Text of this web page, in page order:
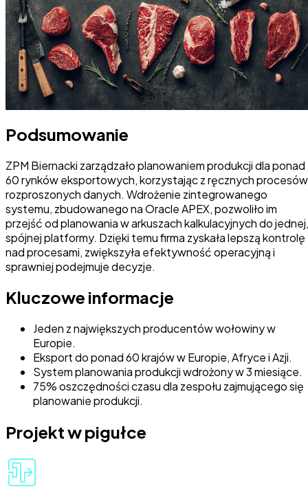
Podsumowanie
ZPM Biernacki zarządzało planowaniem produkcji dla ponad
60 rynków eksportowych, korzystając z ręcznych
rozproszonych danych. Wdrożenie zintegrowanego
systemu, zbudowanego na Oracle APEX, pozwoliło im
przejść od planowania w arkuszach kalkulacyjnych do jednej,
spójnej platformy. Dzięki temu firma zyskała lepszą kontrolę
nad procesami, zwiększyła efektywność operacyjną i
sprawniej podejmuje decyzje.
Kluczowe informacje
Jeden z największych producentów wołowiny w
Europie.
Eksport do ponad 60 krajów w Europie, Afryce i Azji.
System planowania produkcji wdrożony w 3 miesiące.
75% oszczędności czasu dla zespołu zajmującego się
planowanie produkcji.
Projekt w pigułce